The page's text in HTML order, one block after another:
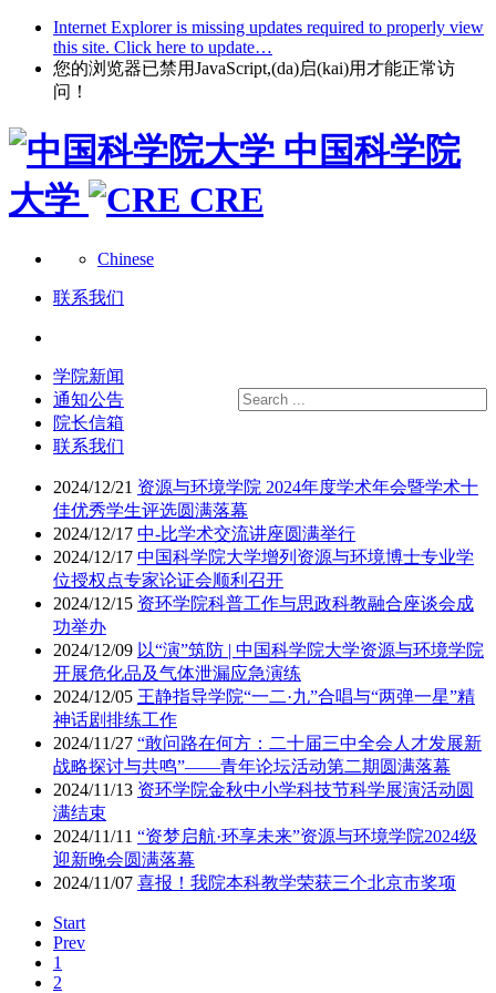
Internet Explorer is missing updates required to properly view
this site. Click here to update…
您的浏览器已禁用JavaScript,(da)启(kai)用才能正常访
问！
中国科学院
大学
CRE
Chinese
联系我们
学院新闻
通知公告
院长信箱
联系我们
2024/12/21 资源与环境学院 2024年度学术年会暨学术十
佳优秀学生评选圆满落幕
2024/12/17 中-比学术交流讲座圆满举行
2024/12/17 中国科学院大学增列资源与环境博士专业学
位授权点专家论证会顺利召开
2024/12/15 资环学院科普工作与思政科教融合座谈会成
功举办
2024/12/09 以“演”筑防 | 中国科学院大学资源与环境学院
开展危化品及气体泄漏应急演练
2024/12/05 王静指导学院“一二·九”合唱与“两弹一星”精
神话剧排练工作
2024/11/27 “敢问路在何方：二十届三中全会人才发展新
战略探讨与共鸣”——青年论坛活动第二期圆满落幕
2024/11/13 资环学院金秋中小学科技节科学展演活动圆
满结束
2024/11/11 “资梦启航·环享未来”资源与环境学院2024级
迎新晚会圆满落幕
2024/11/07 喜报！我院本科教学荣获三个北京市奖项
Start
Prev
1
2